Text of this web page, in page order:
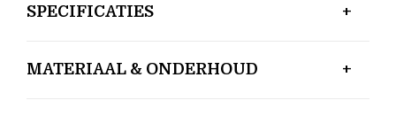
SPECIFICATIES
MATERIAAL & ONDERHOUD